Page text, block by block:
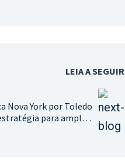
LEIA A SEGUIR
Nova York por Toledo
para ampliar